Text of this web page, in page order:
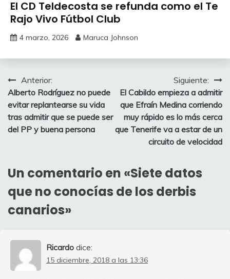
El CD Teldecosta se refunda como el Te
Rajo Vivo Fútbol Club
4 marzo, 2026 Maruca Johnson
Navegación
de
entradas
Anterior:
Alberto Rodríguez no puede
evitar replantearse su vida
tras admitir que se puede ser
del PP y buena persona
Siguiente:
El Cabildo empieza a admitir
que Efraín Medina corriendo
muy rápido es lo más cerca
que Tenerife va a estar de un
circuito de velocidad
Un comentario en «Siete datos
que no conocías de los derbis
canarios»
Ricardo dice:
15 diciembre, 2018 a las 13:36